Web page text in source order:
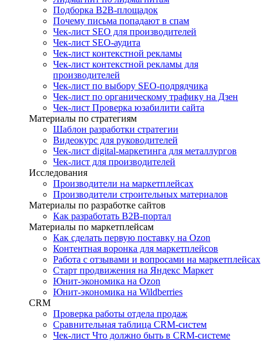
Подборка B2B-площадок
Почему письма попадают в спам
Чек-лист SEO для производителей
Чек-лист SEO-аудита
Чек-лист контекстной рекламы
Чек-лист контекстной рекламы для
производителей
Чек-лист по выбору SEO-подрядчика
Чек-лист по органическому трафику на Дзен
Чек-лист Проверка юзабилити сайта
Материалы по стратегиям
Шаблон разработки стратегии
Видеокурс для руководителей
Чек-лист digital-маркетинга для металлургов
Чек-лист для производителей
Исследования
Производители на маркетплейсах
Производители строительных материалов
Материалы по разработке сайтов
Как разработать B2B-портал
Материалы по маркетплейсам
Как сделать первую поставку на Ozon
Контентная воронка для маркетплейсов
Работа с отзывами и вопросами на маркетплейсах
Старт продвижения на Яндекс Маркет
Юнит-экономика на Ozon
Юнит-экономика на Wildberries
CRM
Проверка работы отдела продаж
Сравнительная таблица CRM-систем
Чек-лист Что должно быть в CRM-системе